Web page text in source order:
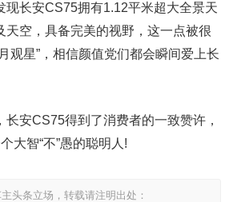
现长安CS75拥有1.12平米超大全景天
天空，具备完美的视野，这一点被很
观星”，相信颜值党们都会瞬间爱上长
安CS75得到了消费者的一致赞许，
大智“不”愚的聪明人!
头条立场，转载请注明出处：